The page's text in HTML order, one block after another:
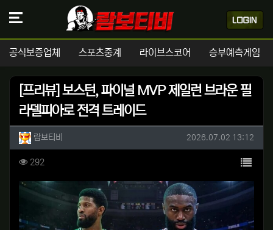
공식보증업체 스포츠중계 라이브스코어 승부예측게임
[프리뷰] 보스턴, 파이널 MVP 제일런 브라운 필
라델피아로 전격 트레이드
작성자 정보
람보티비 작성일
2026.07.02 13:12
컨텐츠 정보
292 목록
본문